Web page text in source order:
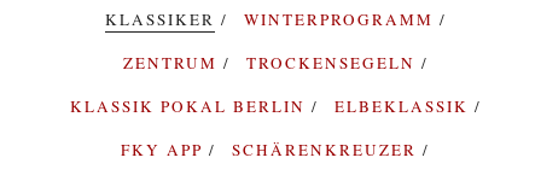
KLASSIKER
WINTERPROGRAMM
ZENTRUM
TROCKENSEGELN
KLASSIK POKAL BERLIN
ELBEKLASSIK
FKY APP
SCHÄRENKREUZER